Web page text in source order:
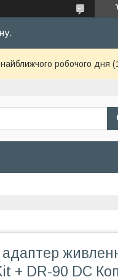
робочого дня
+ DR-90 DC